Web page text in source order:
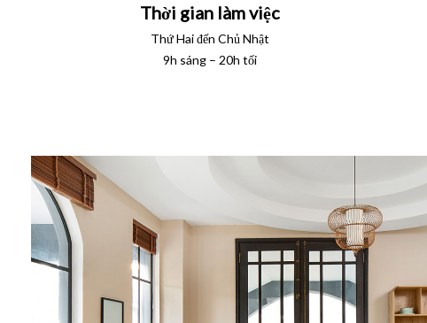
Thời gian làm việc
Thứ Hai đến Chủ Nhật
9h sáng – 20h tối